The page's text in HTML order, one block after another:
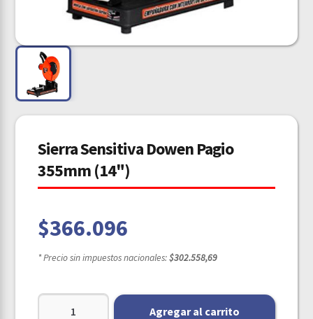
Sierra Sensitiva Dowen Pagio
355mm (14")
$366.096
* Precio sin impuestos nacionales:$302.558,69
Agregar al carrito